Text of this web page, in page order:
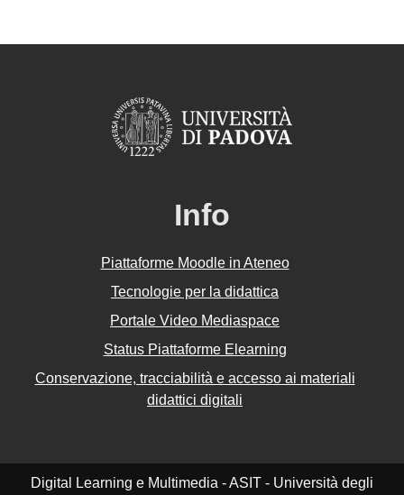
Info
Piattaforme Moodle in Ateneo
Tecnologie per la didattica
Portale Video Mediaspace
Status Piattaforme Elearning
Conservazione, tracciabilità e accesso ai materiali
didattici digitali
Digital Learning e Multimedia - ASIT - Università degli